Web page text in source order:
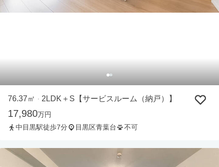
76.37㎡ ・ 2LDK＋S【サービスルーム（納戸）】
17,980万円
中目黒駅徒歩7分
目黒区青葉台 不可